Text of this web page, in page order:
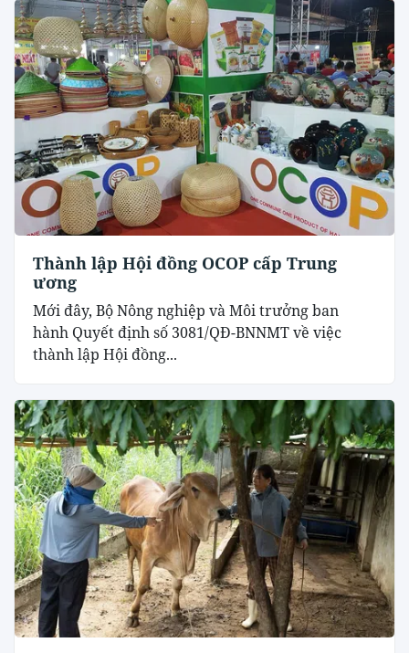
Thành lập Hội đồng OCOP cấp Trung
ương
Mới đây, Bộ Nông nghiệp và Môi trưởng ban
hành Quyết định số 3081/QĐ-BNNMT về việc
thành lập Hội đồng...